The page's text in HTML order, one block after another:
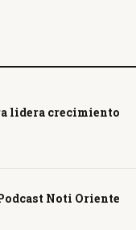
lidera crecimiento
Noti Oriente